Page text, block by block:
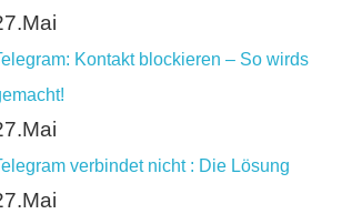
Kontakt blockieren – So wirds
verbindet nicht : Die Lösung